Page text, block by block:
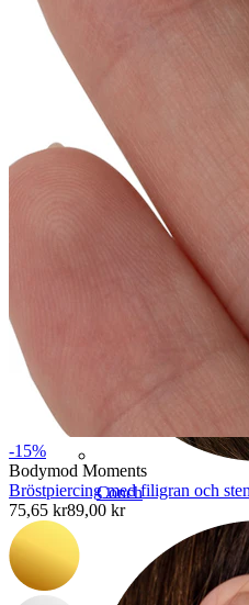
Conch
-15%
Bodymod Moments
Bröstpiercing med filigran och
75,65 kr89,00 kr